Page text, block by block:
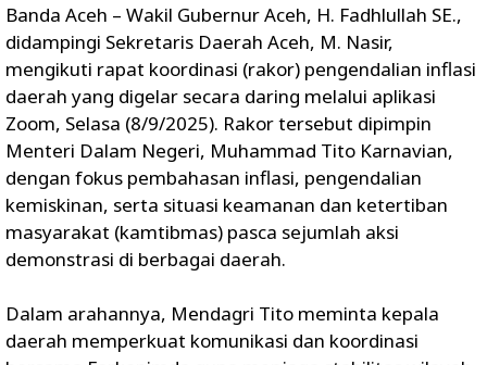
Banda Aceh – Wakil Gubernur Aceh, H. Fadhlullah SE.,
didampingi Sekretaris Daerah Aceh, M. Nasir,
mengikuti rapat koordinasi (rakor) pengendalian inflasi
daerah yang digelar secara daring melalui aplikasi
Zoom, Selasa (8/9/2025). Rakor tersebut dipimpin
Menteri Dalam Negeri, Muhammad Tito Karnavian,
dengan fokus pembahasan inflasi, pengendalian
kemiskinan, serta situasi keamanan dan ketertiban
masyarakat (kamtibmas) pasca sejumlah aksi
demonstrasi di berbagai daerah.
Dalam arahannya, Mendagri Tito meminta kepala
daerah memperkuat komunikasi dan koordinasi